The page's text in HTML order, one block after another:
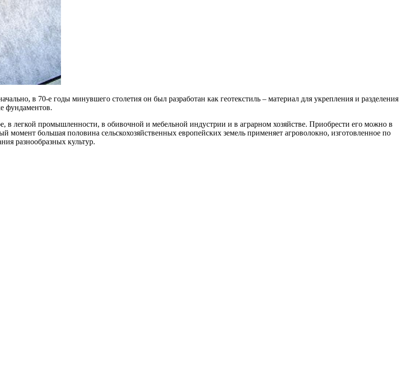
в 70-е годы минувшего столетия он был разработан как геотекстиль – материал для укрепления и разделения
фундаментов.
легкой промышленности, в обивочной и мебельной индустрии и в аграрном хозяйстве. Приобрести его можно в
момент большая половина сельскохозяйственных европейских земель применяет агроволокно, изготовленное по
разнообразных культур.